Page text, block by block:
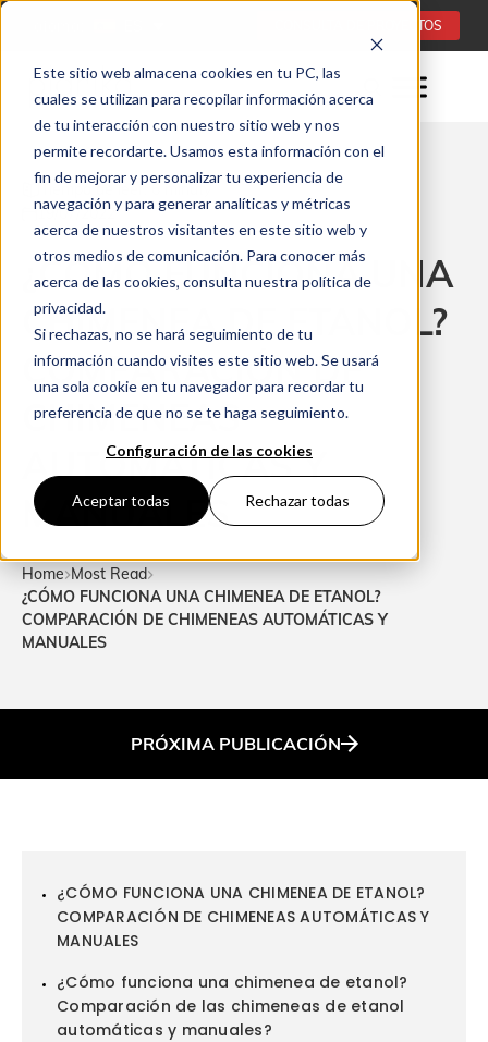
Este sitio web almacena cookies en tu PC, las
cuales se utilizan para recopilar información acerca
de tu interacción con nuestro sitio web y nos
permite recordarte. Usamos esta información con el
fin de mejorar y personalizar tu experiencia de
navegación y para generar analíticas y métricas
acerca de nuestros visitantes en este sitio web y
otros medios de comunicación. Para conocer más
acerca de las cookies, consulta nuestra política de
privacidad.
Si rechazas, no se hará seguimiento de tu
información cuando visites este sitio web. Se usará
una sola cookie en tu navegador para recordar tu
preferencia de que no se te haga seguimiento.
Configuración de las cookies
Aceptar todas Rechazar todas
CONSULTA DE PROYECTOS
Tiempo de leer: 6 minuty
19/07/2022
¿CÓMO FUNCIONA UNA
CHIMENEA DE ETANOL?
COMPARACIÓN DE
CHIMENEAS
AUTOMÁTICAS Y
MANUALES
Home Most Read
¿CÓMO FUNCIONA UNA CHIMENEA DE ETANOL?
COMPARACIÓN DE CHIMENEAS AUTOMÁTICAS Y
MANUALES
PRÓXIMAPUBLICACIÓN
¿CÓMO FUNCIONA UNA CHIMENEA DE ETANOL?
COMPARACIÓN DE CHIMENEAS AUTOMÁTICAS Y
MANUALES
¿Cómo funciona una chimenea de etanol?
Comparación de las chimeneas de etanol
automáticas y manuales?